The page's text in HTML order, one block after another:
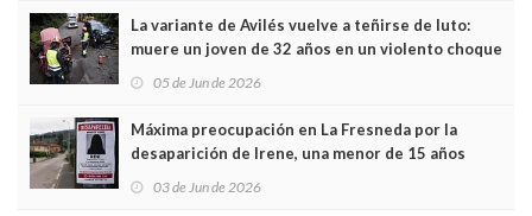
La variante de Avilés vuelve a teñirse de luto:
muere un joven de 32 años en un violento choque
frontal
05 de Jun de 2026
Máxima preocupación en La Fresneda por la
desaparición de Irene, una menor de 15 años
03 de Jun de 2026